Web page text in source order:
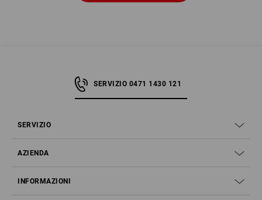
SERVIZIO 0471 1430 121
SERVIZIO
AZIENDA
INFORMAZIONI